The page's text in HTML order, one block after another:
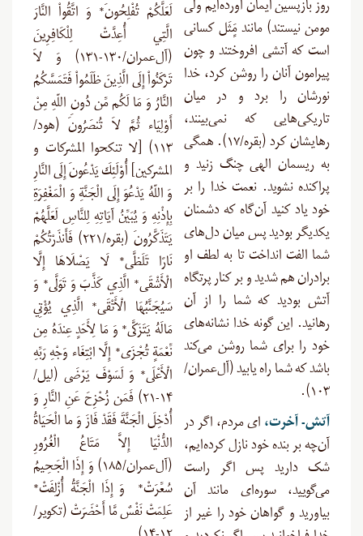
روز بازپسین ایمان آورده‌ایم ولی
مومن نیستند) مانند مٍَثَل کسانی
است که آتشی افروختند و چون
پیرامون آنان را روشن کرد، خدا
نورشان را برد و در میان
تاریکی‌هایی که نمی‌بینند،
رهایشان کرد (بقره/۱۷). همگی
به ریسمان الهی چنگ زنید و
پراکنده نشوید. نعمت خدا را بر
خود یاد کنید آن‌گاه که دشمنان
یکدیگر بودید پس میان دل‌های
شما الفت انداخت تا به لطف او
برادران هم شدید و بر کنار پرتگاه
آتش بودید که شما را از آن
رهانید. این گونه خدا نشانه‌های
خود را برای شما روشن می‌کند
باشد که شما راه یابید (آل‌عمران/
۱۰۳).
آتش- آخرت، ای مردم، اگر در
آن‌چه بر بنده خود نازل کرده‌ایم،
شک دارید پس اگر راست
می‌گویید، سوره‌ای مانند آن
بیاورید و گواهان خود را غیر از
لَعَلَّكُمْ تُفْلِحُونَ* وَ اتَّقُواْ النَّارَ
الَّتِي أُعِدَّتْ لِلْكَافِرِينَ
(آل‌عمران/۱۳۰-۱۳۱) وَ لاَ
تَرْكَنُواْ إِلَى الَّذِينَ ظَلَمُواْ فَتَمَسَّكُمُ
النَّارُ وَ مَا لَكُم مِّن دُونِ اللّهِ مِنْ
أَوْلِيَاء ثُمَّ لاَ تُنصَرُونَ (هود/
۱۱۳) [لا تنكحوا المشركات و
المشركين] أُوْلَئِكَ يَدْعُونَ إِلَى النَّارِ
وَ اللّهُ يَدْعُوَ إِلَى الْجَنَّةِ وَ الْمَغْفِرَةِ
بِإِذْنِهِ وَ يُبَيِّنُ آيَاتِهِ لِلنَّاسِ لَعَلَّهُمْ
يَتَذَكَّرُونَ (بقره/۲۲۱) فَأَنذَرْتُكُمْ
نَارًا تَلَظَّى* لَا يَصْلَاهَا إِلَّا
الْأَشْقَى* الَّذِي كَذَّبَ وَ تَوَلَّى* وَ
سَيُجَنَّبُهَا الْأَتْقَى* الَّذِي يُؤْتِي
مَالَهُ يَتَزَكَّى* وَ مَا لِأَحَدٍ عِندَهُ مِن
نِّعْمَةٍ تُجْزَى* إِلَّا ابْتِغَاء وَجْهِ رَبِّهِ
الْأَعْلَى* وَ لَسَوْفَ يَرْضَى (لیل/
۱۴-۲۱) فَمَن زُحْزِحَ عَنِ النَّارِ وَ
أُدْخِلَ الْجَنَّةَ فَقَدْ فَازَ وَ ما الْحَيَاةُ
الدُّنْيَا إِلاَّ مَتَاعُ الْغُرُورِ
(آل‌عمران/۱۸۵) وَ إِذَا الْجَحِيمُ
سُعِّرَتْ* وَ إِذَا الْجَنَّةُ أُزْلِفَتْ*
عَلِمَتْ نَفْسٌ مَّا أَحْضَرَتْ (تکویر/